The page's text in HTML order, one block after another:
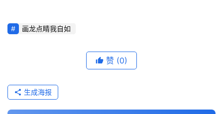
画龙点睛我自如
赞 (0)
生成海报